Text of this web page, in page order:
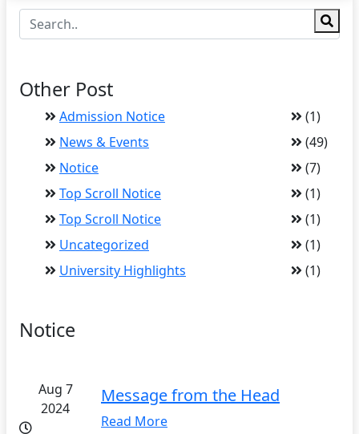
Other Post
Admission Notice
(1)
News & Events
(49)
Notice
(7)
Top Scroll Notice
(1)
Top Scroll Notice
(1)
Uncategorized
(1)
University Highlights
(1)
Notice
Aug 7
2024
Message from the Head
Read More